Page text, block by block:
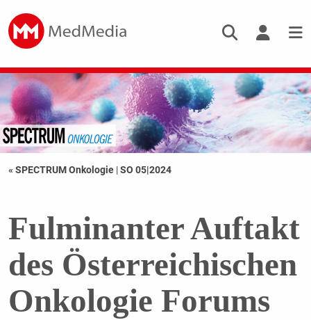
« SPECTRUM Onkologie |SO 05|2024
Fulminanter Auftakt
des Österreichischen
Onkologie Forums